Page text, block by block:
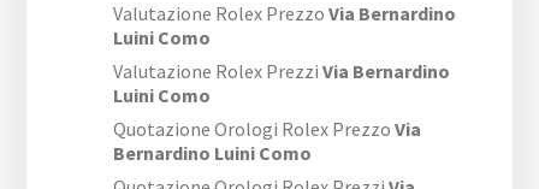
Valutazione Rolex Prezzo Via Bernardino
Luini Como
Valutazione Rolex Prezzi Via Bernardino
Luini Como
Quotazione Orologi Rolex Prezzo Via
Bernardino Luini Como